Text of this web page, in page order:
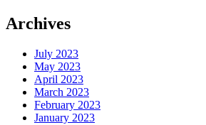
Archives
July 2023
May 2023
April 2023
March 2023
February 2023
January 2023